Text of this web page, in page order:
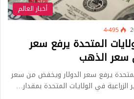
أخبار العالم
4٬495
المتحدة يرفع سعر
سعر الذهب
يرفع سعر الدولار ويخفض من سعر
في الولايات المتحدة بمقدار…